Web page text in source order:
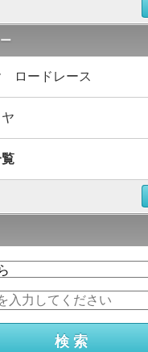
ロードレース